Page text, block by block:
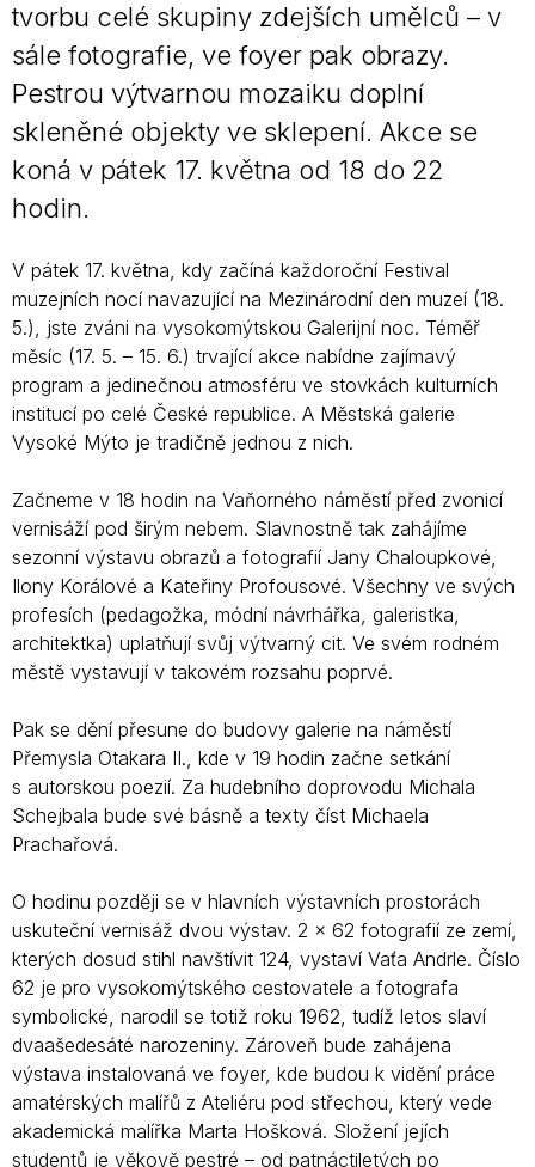
tvorbu celé skupiny zdejších umělců – v
sále fotografie, ve foyer pak obrazy.
Pestrou výtvarnou mozaiku doplní
skleněné objekty ve sklepení. Akce se
koná v pátek 17. května od 18 do 22
hodin.
V pátek 17. května, kdy začíná každoroční Festival
muzejních nocí navazující na Mezinárodní den muzeí (18.
5.), jste zváni na vysokomýtskou Galerijní noc. Téměř
měsíc (17. 5. – 15. 6.) trvající akce nabídne zajímavý
program a jedinečnou atmosféru ve stovkách kulturních
institucí po celé České republice. A Městská galerie
Vysoké Mýto je tradičně jednou z nich.
Začneme v 18 hodin na Vaňorného náměstí před zvonicí
vernisáží pod širým nebem. Slavnostně tak zahájíme
sezonní výstavu obrazů a fotografií Jany Chaloupkové,
Ilony Korálové a Kateřiny Profousové. Všechny ve svých
profesích (pedagožka, módní návrhářka, galeristka,
architektka) uplatňují svůj výtvarný cit. Ve svém rodném
městě vystavují v takovém rozsahu poprvé.
Pak se dění přesune do budovy galerie na náměstí
Přemysla Otakara II., kde v 19 hodin začne setkání
s autorskou poezií. Za hudebního doprovodu Michala
Schejbala bude své básně a texty číst Michaela
Prachařová.
O hodinu později se v hlavních výstavních prostorách
uskuteční vernisáž dvou výstav. 2 x 62 fotografií ze zemí,
kterých dosud stihl navštívit 124, vystaví Vaťa Andrle. Číslo
62 je pro vysokomýtského cestovatele a fotografa
symbolické, narodil se totiž roku 1962, tudíž letos slaví
dvaašedesáté narozeniny. Zároveň bude zahájena
výstava instalovaná ve foyer, kde budou k vidění práce
amatérských malířů z Ateliéru pod střechou, který vede
akademická malířka Marta Hošková. Složení jejích
studentů je věkově pestré – od patnáctiletých po